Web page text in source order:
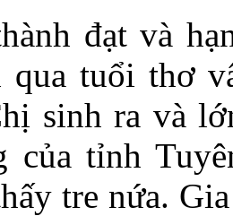
đạt và
qua tuổi thơ
sinh ra và
của tỉnh
tre nứa.